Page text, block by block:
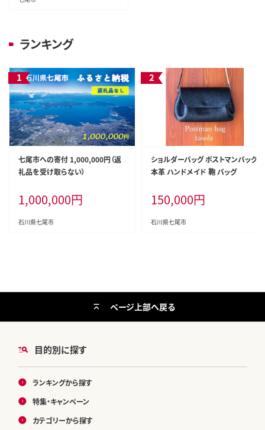
ランキング
七尾市への寄付 1,000,000円（返
礼品を受け取らない）
1,000,000円
石川県七尾市
ショルダーバッグ ポストマンバッグ
本革 ハンドメイド 鞄 バッグ
150,000円
石川県七尾市
目的別に探す
ランキングから探す
特集・キャンペーン
カテゴリーから探す
ページ上部へ戻る